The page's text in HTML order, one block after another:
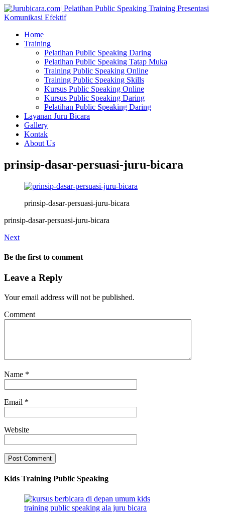
Home
Training
Pelatihan Public Speaking Daring
Pelatihan Public Speaking Tatap Muka
Training Public Speaking Online
Training Public Speaking Skills
Kursus Public Speaking Online
Kursus Public Speaking Daring
Pelatihan Public Speaking Daring
Layanan Juru Bicara
Gallery
Kontak
About Us
prinsip-dasar-persuasi-juru-bicara
prinsip-dasar-persuasi-juru-bicara
prinsip-dasar-persuasi-juru-bicara
Next
Be the first to comment
Leave a Reply
Your email address will not be published.
Comment
Name *
Email *
Website
Kids Training Public Speaking